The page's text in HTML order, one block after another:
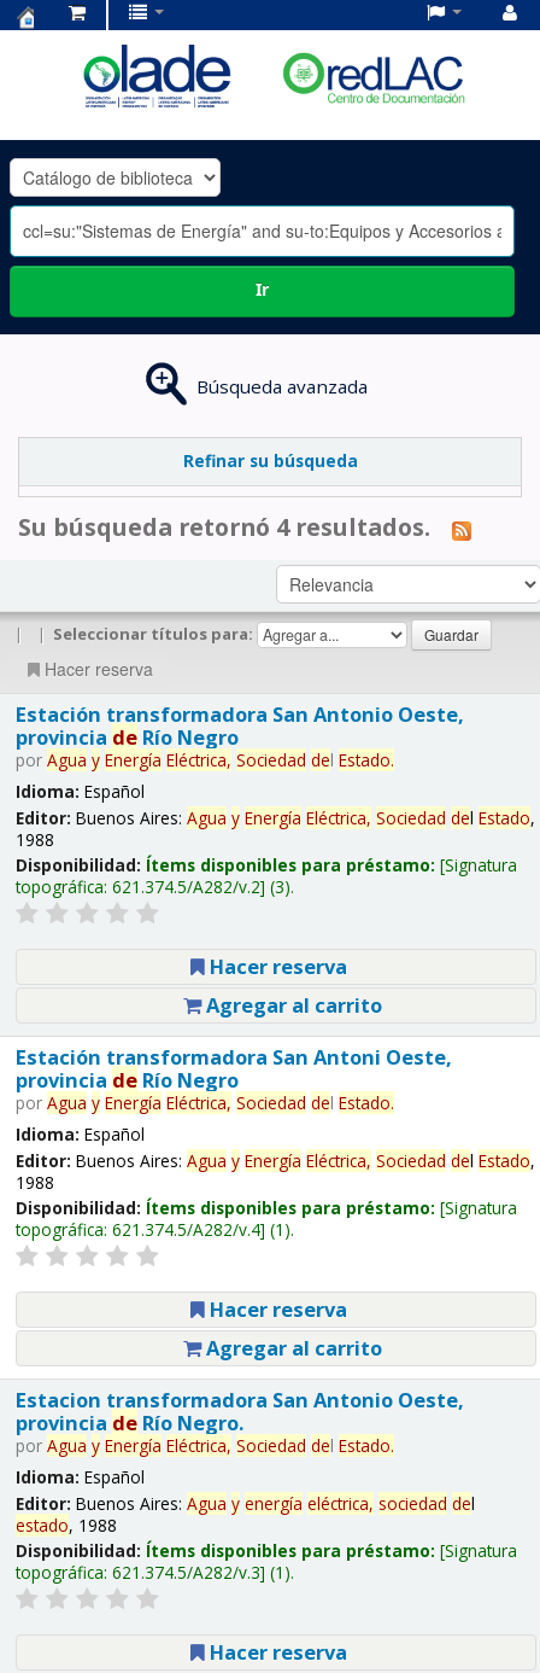
OLADE
-
Ir
Búsqueda avanzada
Refinar su búsqueda
Su búsqueda retornó 4 resultados.
| | Seleccionar títulos para:
Hacer reserva
Estación transformadora San Antonio Oeste,
provincia deRío Negro
por Agua y Energía Eléctrica, Sociedad del Estado.
Idioma: Español
Editor: Buenos Aires: Agua y Energía Eléctrica, Sociedad del Estado,
1988
Disponibilidad: Ítems disponibles para préstamo: Signatura
topográfica: 621.374.5/A282/v.2 (3).
Hacer reserva
Agregar al carrito
Estación transformadora San Antoni Oeste,
provincia deRío Negro
por Agua y Energía Eléctrica, Sociedad del Estado.
Idioma: Español
Editor: Buenos Aires: Agua y Energía Eléctrica, Sociedad del Estado,
1988
Disponibilidad: Ítems disponibles para préstamo: Signatura
topográfica: 621.374.5/A282/v.4 (1).
Hacer reserva
Agregar al carrito
Estacion transformadora San Antonio Oeste,
provincia deRío Negro.
por Agua y Energía Eléctrica, Sociedad del Estado.
Idioma: Español
Editor: Buenos Aires: Agua y energía eléctrica, sociedad del
estado, 1988
Disponibilidad: Ítems disponibles para préstamo: Signatura
topográfica: 621.374.5/A282/v.3 (1).
Hacer reserva